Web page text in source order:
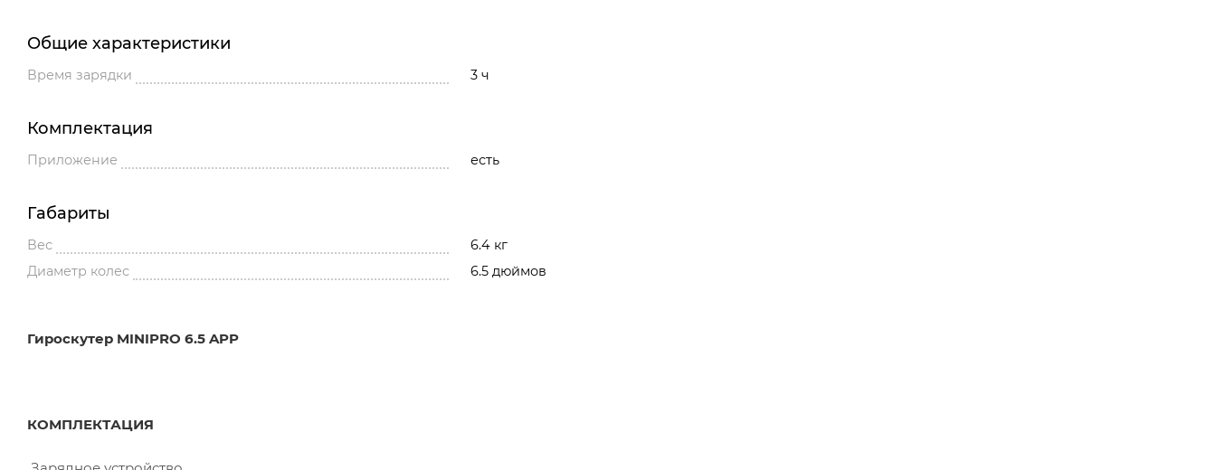
Общие характеристики
Время зарядки 3 ч
Комплектация
Приложение есть
Габариты
Вес
6.4 кг
Диаметр колес
6.5 дюймов
Гироскутер MINIPRO 6.5 APP
КОМПЛЕКТАЦИЯ